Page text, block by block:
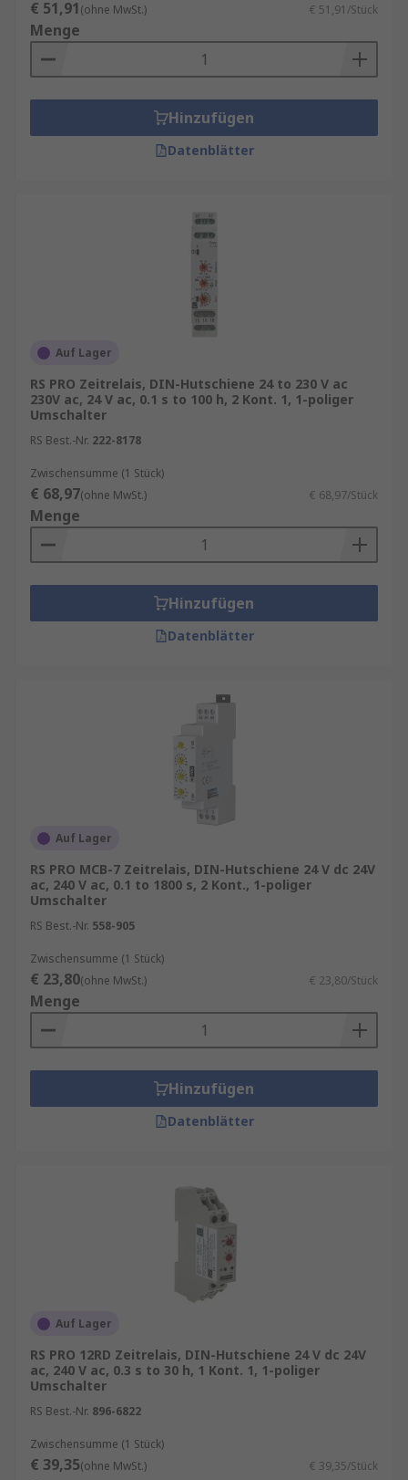
€ 51,91(ohne MwSt.) € 51,91/Stück
Menge
Hinzufügen
Datenblätter
Auf Lager
RS PRO Zeitrelais, DIN-Hutschiene 24 to 230 V ac
230V ac, 24 V ac, 0.1 s to 100 h, 2 Kont. 1, 1-poliger
Umschalter
RS Best.-Nr. 222-8178
Zwischensumme (1 Stück)
€ 68,97(ohne MwSt.) € 68,97/Stück
Menge
Hinzufügen
Datenblätter
Auf Lager
RS PRO MCB-7 Zeitrelais, DIN-Hutschiene 24 V dc 24V
ac, 240 V ac, 0.1 to 1800 s, 2 Kont., 1-poliger
Umschalter
RS Best.-Nr. 558-905
Zwischensumme (1 Stück)
€ 23,80(ohne MwSt.) € 23,80/Stück
Menge
Hinzufügen
Datenblätter
Auf Lager
RS PRO 12RD Zeitrelais, DIN-Hutschiene 24 V dc 24V
ac, 240 V ac, 0.3 s to 30 h, 1 Kont. 1, 1-poliger
Umschalter
RS Best.-Nr. 896-6822
Zwischensumme (1 Stück)
€ 39,35(ohne MwSt.) € 39,35/Stück